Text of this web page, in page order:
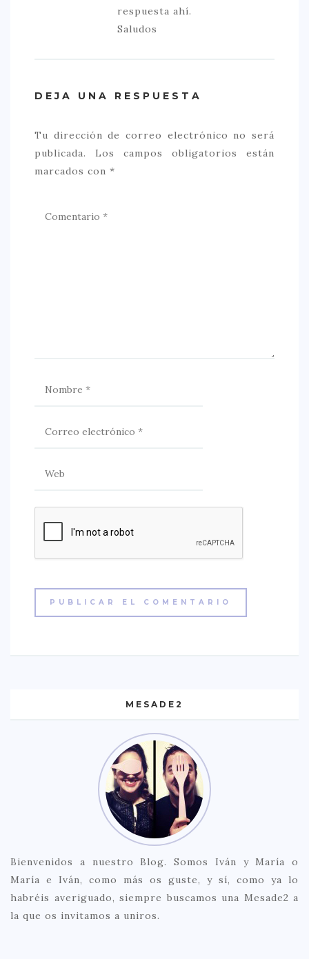
respuesta ahí.
Saludos
DEJA UNA RESPUESTA
Tu dirección de correo electrónico no será
publicada.
Los campos obligatorios están
marcados con *
MESADE2
Bienvenidos a nuestro Blog. Somos Iván y María o
María e Iván, como más os guste, y sí, como ya lo
habréis averiguado, siempre buscamos una Mesade2 a
la que os invitamos a uniros.